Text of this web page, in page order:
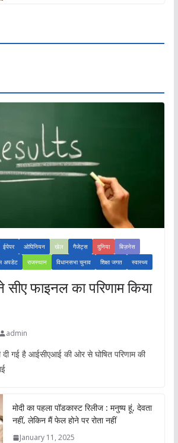
ईपेपर ओपिनियन खेल गैजेट्स दुनिया
बिज़नेस
अपडेट राजस्थान विधानसभा चुनाव शिक्षा जगत स्वास्थ्य
फाइनल का परिणाम किया
admin
दी गई है आईसीएआई की ओर से घोषित परिणाम की
मोदी का पहला पॉडकास्ट रिलीज : मनुष्य हूं, देवता
नहीं, लेकिन मैं फेल होने पर रोता नहीं
January 11, 2025